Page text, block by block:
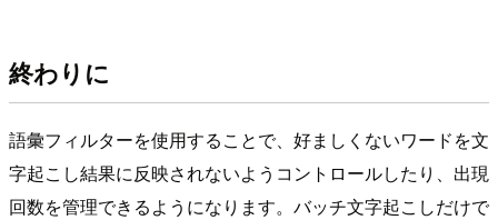
終わりに
語彙フィルターを使用することで、好ましくないワードを文
字起こし結果に反映されないようコントロールしたり、出現
回数を管理できるようになります。バッチ文字起こしだけで